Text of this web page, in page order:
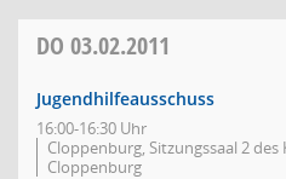
DO 03.02.2011
Jugendhilfeausschuss
16:00-16:30 Uhr
Cloppenburg, Sitzungssaal 2 des
Cloppenburg